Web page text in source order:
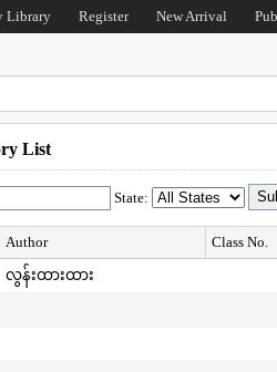
Library Register New Arrival
List
State:
Author
Class No.
လွန်းထားထား